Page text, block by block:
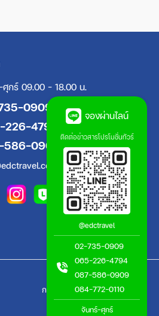
ศุกร์ 09.00 - 18.00 น.
0909
4794
0909
กลับขึ้นด้านบน
จองผ่านไลน์
ติดต่อข่าวสารโปรโมชั่นทัวร์
@edctravel
02-735-0909
065-226-4794
087-586-0909
084-772-0110
จันทร์-ศุกร์